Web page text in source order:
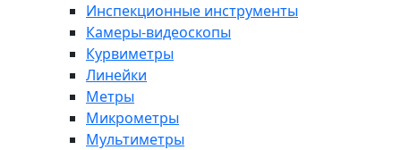
Инспекционные инструменты
Камеры-видеоскопы
Курвиметры
Линейки
Метры
Микрометры
Мультиметры